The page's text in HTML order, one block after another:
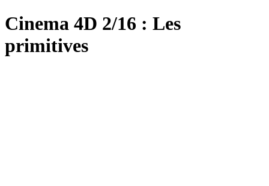
Cinema 4D 2/16 : Les
primitives